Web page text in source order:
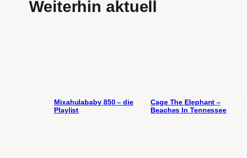
Weiterhin aktuell
Mixahulababy 850 – die
Playlist
Cage The Elephant –
Beaches In Tennessee